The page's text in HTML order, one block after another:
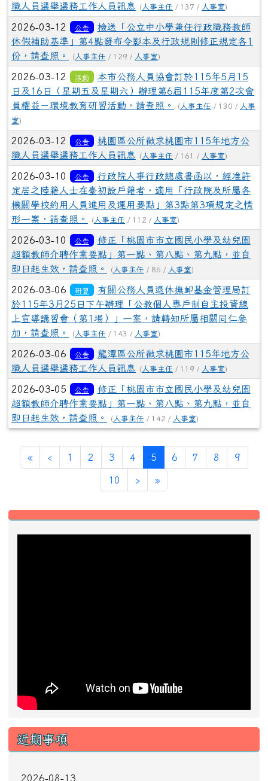
2026-03-12
本市公務人員協會訂於115年5月15
日及16日（星期五及星期六）辦理第6屆115年度第2次會
員權益－環境教育研習活動，請查照。 (人事主任/ 130 /人事
室)
2026-03-12 公告
桃園區公所徵求桃園市115年地方公
職人員選舉選務工作人員訊息
(人事主任/ 161 /人事室)
2026-03-10
行政院人事行政總處書函以，經准許
定居之陸籍人士在臺初設戶籍者，適用「行政院及所屬各
機關學校約用人員進用及運用要點」第3點第3項規定之情
形一案，請查照。 (人事主任/ 112 /人事室)
2026-03-10 公告
修正「桃園市市立國民小學及幼兒園
超額教師介聘作業要點」第一點、第八點、第九點，並自
即日起生效，請查照。
(人事主任/ 86 /人事室)
2026-03-06
有關公務人員退休撫卹基金管理局訂
於115年3月25日下午辦理「公教個人專戶制自主投資線
上宣導講習會（第1場）」一案，請轉知所屬相關同仁參
加，請查照。
(人事主任 / 143 /人事室)
2026-03-06 公告
龍潭區公所徵求桃園市115年地方公
職人員選舉選務工作人員訊息 (人事主任/ 119 / 人事室)
2026-03-05
修正「桃園市市立國民小學及幼兒園
超額教師介聘作業要點」第一點、第八點、第九點，並自
即日起生效，請查照。 (人事主任/ 142 /人事室
«第一頁
‹上一頁
1 2 3 4 5(目前頁次)
6 7 8 9
10 ›下一頁
»最後頁
左邊區域內容
2026城鎮韌性防空演習